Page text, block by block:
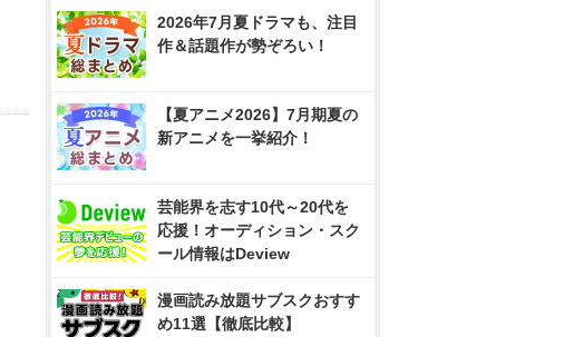
2026年7月夏ドラマも、注目
作＆話題作が勢ぞろい！
【夏アニメ2026】7月期夏の
新アニメを一挙紹介！
芸能界を志す10代～20代を
応援！オーディション・スク
ール情報はDeview
漫画読み放題サブスクおすす
め11選【徹底比較】